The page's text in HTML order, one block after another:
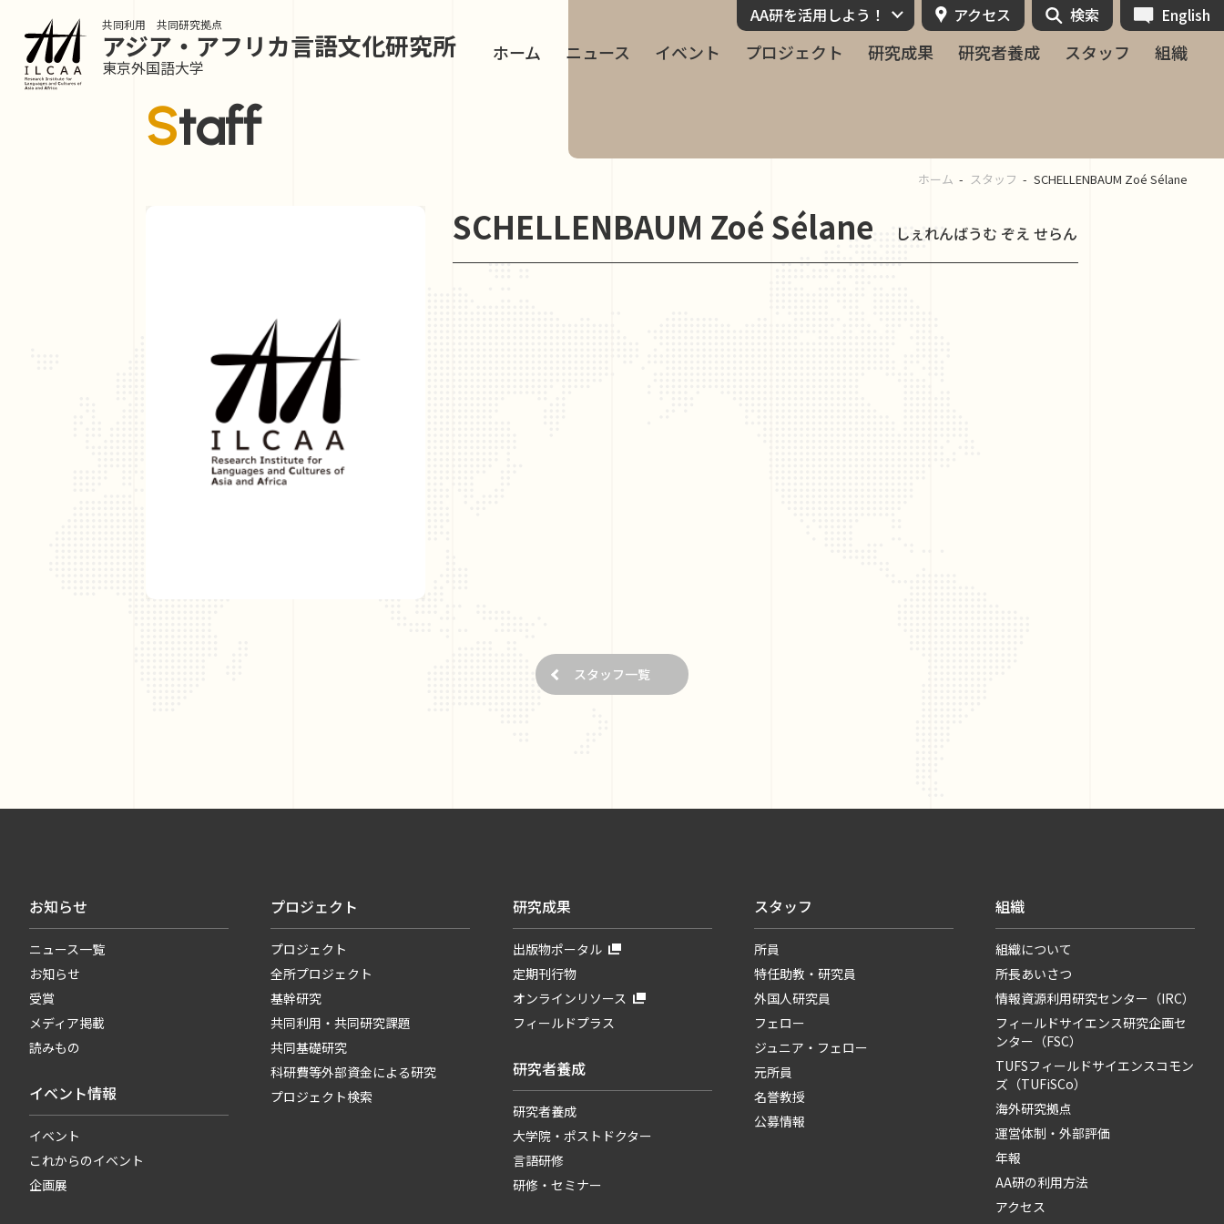
共同利用 共同研究拠点
アジア・アフリカ言語文化研究所
東京外国語大学
ホーム ニュース イベント プロジェクト 研究成果 研究者養成 スタッフ 組織
AA研を活用しよう！ アクセス 検索 English
Staff
ホーム スタッフ SCHELLENBAUM Zoé Sélane
SCHELLENBAUM Zoé Sélane しぇれんばうむ ぞえ せらん
スタッフ一覧
お知らせ
ニュース一覧
お知らせ
受賞
メディア掲載
読みもの
イベント情報
イベント
これからのイベント
企画展
プロジェクト
プロジェクト
全所プロジェクト
基幹研究
共同利用・共同研究課題
共同基礎研究
科研費等外部資金による研究
プロジェクト検索
研究成果
出版物ポータル
定期刊行物
オンラインリソース
フィールドプラス
研究者養成
研究者養成
大学院・ポストドクター
言語研修
研修・セミナー
スタッフ
所員
特任助教・研究員
外国人研究員
フェロー
ジュニア・フェロー
元所員
名誉教授
公募情報
組織
組織について
所長あいさつ
情報資源利用研究センター（IRC）
フィールドサイエンス研究企画セ
ンター（FSC）
TUFSフィールドサイエンスコモン
ズ（TUFiSCo）
海外研究拠点
運営体制・外部評価
年報
AA研の利用方法
アクセス